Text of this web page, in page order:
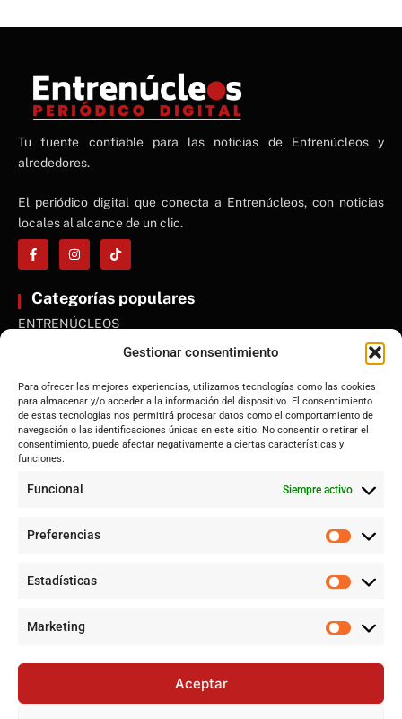
Gestionar consentimiento
Para ofrecer las mejores experiencias, utilizamos tecnologías como las cookies
para almacenar y/o acceder a la información del dispositivo. El consentimiento
de estas tecnologías nos permitirá procesar datos como el comportamiento de
navegación o las identificaciones únicas en este sitio. No consentir o retirar el
consentimiento, puede afectar negativamente a ciertas características y
funciones.
Funcional Siempre activo
Preferencias
Estadísticas
Marketing
Aceptar
NE
NEWS ELEMENTOR
Tu fuente confiable para las noticias de Entrenúcleos y
alrededores.
El periódico digital que conecta a Entrenúcleos, con noticias
locales al alcance de un clic.
Categorías populares
ENTRENÚCLEOS
Andalucía
Internacional
Tecnología
Sociedad
Jujutsu Kaisen: Cuando El Shōnen Decidió Crecer Sin Renunciar
Jujutsu Kaisen: El Shōnen que decidió evolucionar sin perder su